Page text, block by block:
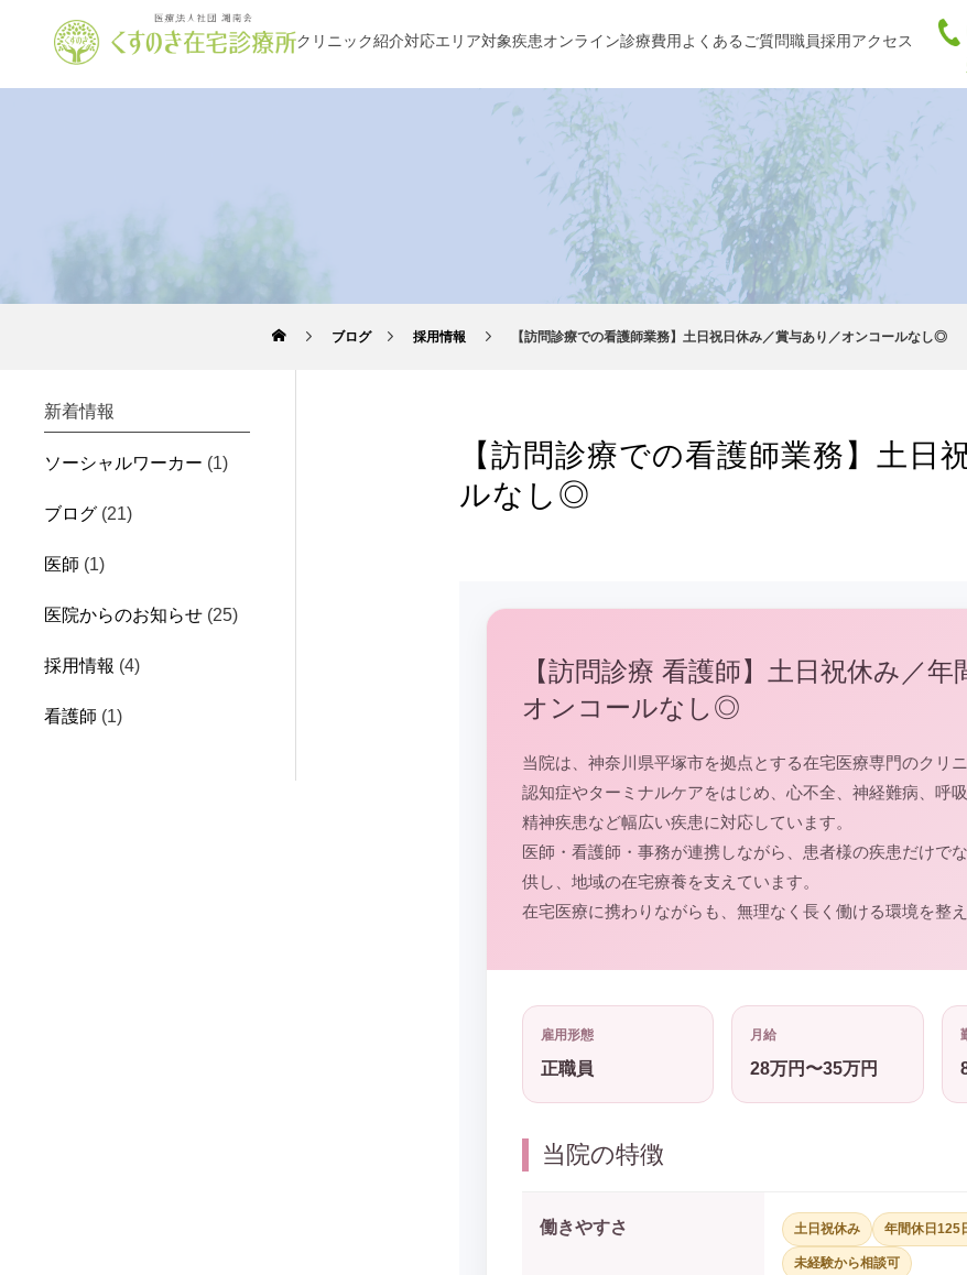
クリニック紹介対応エリア対象疾患オンライン診療費用よくあるご質問職員採用アクセス
ブログ 採用情報 【訪問診療での看護師業務】土日祝日休み／賞与あり／オンコールなし◎
【訪問診療での看護師業務】土日
ルなし◎
【訪問診療 看護師】土日祝休み／
オンコールなし◎
当院は、神奈川県平塚市を拠点とする在宅医療専門のクリニ
認知症やターミナルケアをはじめ、心不全、神経難病、呼
精神疾患など幅広い疾患に対応しています。
医師・看護師・事務が連携しながら、患者様の疾患だけで
供し、地域の在宅療養を支えています。
在宅医療に携わりながらも、無理なく長く働ける環境を整え
雇用形態
正職員
月給
28万円〜35万円
当院の特徴
働きやすさ 土日祝休み 年間休日125
未経験から相談可
新着情報
ソーシャルワーカー (1)
ブログ (21)
医師 (1)
医院からのお知らせ (25)
採用情報 (4)
看護師 (1)